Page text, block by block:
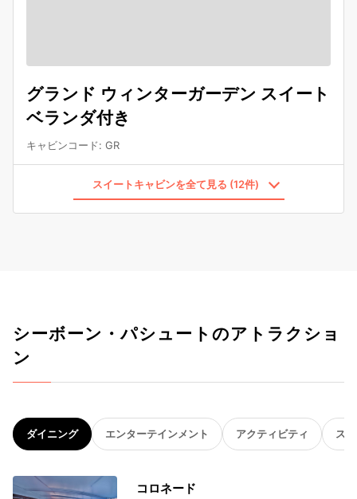
グランド ウィンターガーデン スイート
ベランダ付き
キャビンコード: GR
スイートキャビンを全て見る (12件)
シーボーン・パシュートのアトラクショ
ン
ダイニング エンターテインメント アクティビティ ス
コロネード